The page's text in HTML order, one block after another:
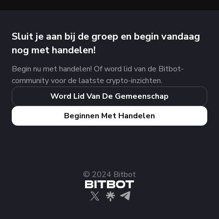
Sluit je aan bij de groep en begin vandaag
nog met handelen!
Begin nu met handelen! Of word lid van de Bitbot-
community voor de laatste crypto-inzichten.
Word Lid Van De Gemeenschap
Beginnen Met Handelen
© 2024 Bitbot